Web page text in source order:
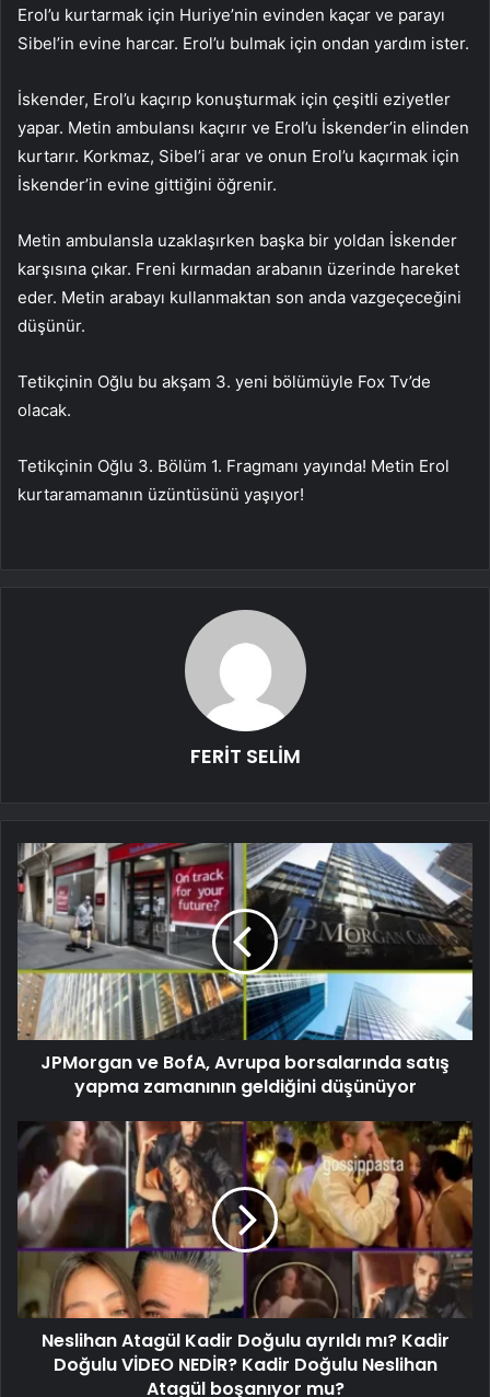
Erol’u kurtarmak için Huriye’nin evinden kaçar ve parayı
Sibel’in evine harcar. Erol’u bulmak için ondan yardım ister.
İskender, Erol’u kaçırıp konuşturmak için çeşitli eziyetler
yapar. Metin ambulansı kaçırır ve Erol’u İskender’in elinden
kurtarır. Korkmaz, Sibel’i arar ve onun Erol’u kaçırmak için
İskender’in evine gittiğini öğrenir.
Metin ambulansla uzaklaşırken başka bir yoldan İskender
karşısına çıkar. Freni kırmadan arabanın üzerinde hareket
eder. Metin arabayı kullanmaktan son anda vazgeçeceğini
düşünür.
Tetikçinin Oğlu bu akşam 3. yeni bölümüyle Fox Tv’de
olacak.
Tetikçinin Oğlu 3. Bölüm 1. Fragmanı yayında! Metin Erol
kurtaramamanın üzüntüsünü yaşıyor!
FERİT SELİM
JPMorgan ve BofA, Avrupa borsalarında satış
yapma zamanının geldiğini düşünüyor
Neslihan Atagül Kadir Doğulu ayrıldı mı? Kadir
Doğulu VİDEO NEDİR? Kadir Doğulu Neslihan
Atagül boşanıyor mu?